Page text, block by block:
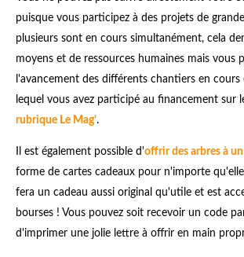
puisque vous participez à des projets de
plusieurs sont en cours simultanément, cela
moyens et de ressources humaines mais vous
l'avancement des différents chantiers en
lequel vous avez participé au financement sur
rubrique Le Mag'.
Il est également possible d'offrir des arbres à
forme de cartes cadeaux pour n'importe
fera un cadeau aussi original qu'utile et est
bourses ! Vous pouvez soit recevoir un code
d'imprimer une jolie lettre à offrir en main